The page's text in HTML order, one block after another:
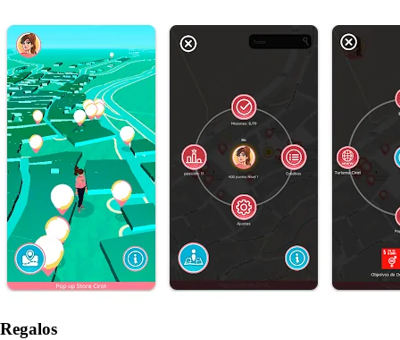
Regalos